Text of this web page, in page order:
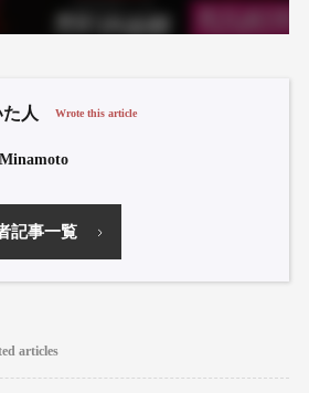
人 Wrote this article
記事一覧
articles